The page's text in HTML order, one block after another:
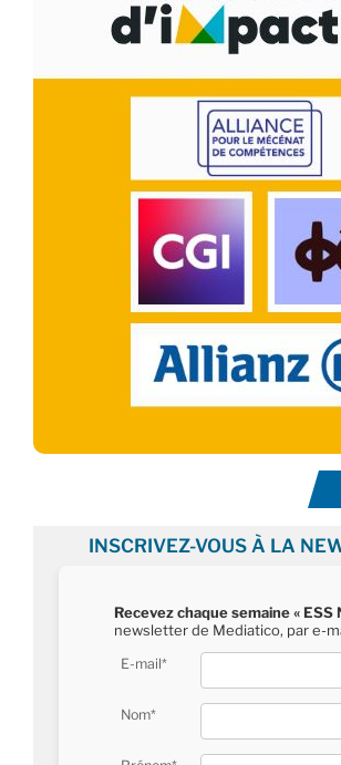
INSCRIVEZ-VOUS À LA
Recevez chaque semaine « ESS
newsletter de Mediatico, par e-
E-mail*
Nom*